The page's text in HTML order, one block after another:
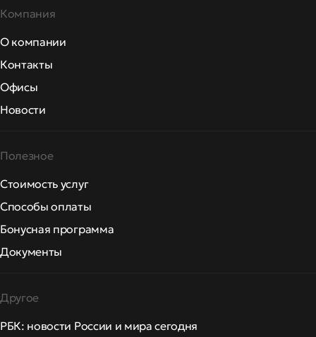
Компания
О компании
Контакты
Офисы
Новости
Полезное
Стоимость услуг
Способы оплаты
Бонусная программа
Документы
Другое
РБК: новости России и мира сегодня